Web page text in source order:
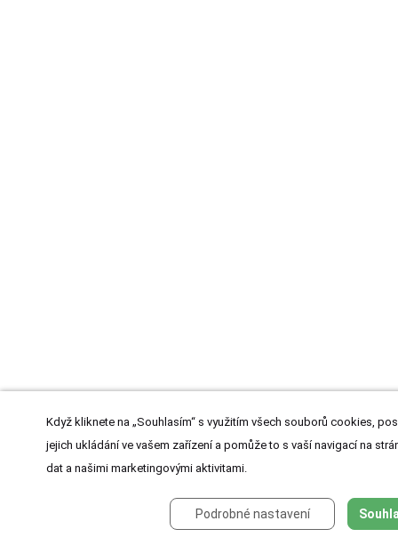
Když kliknete na „Souhlasím“ s využitím všech souborů cookies,
jejich ukládání ve vašem zařízení a pomůže to s vaší navigací na
dat a našimi marketingovými aktivitami.
Podrobné nastavení